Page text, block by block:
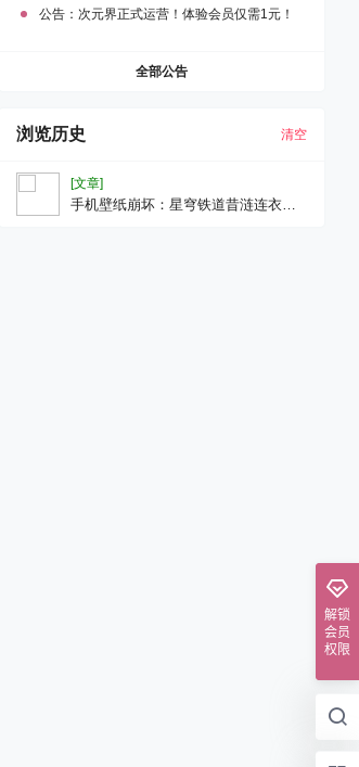
公告： 次元界正式运营！体验会员仅需1元！
全部公告
浏览历史 清空
[文章]
手机壁纸崩坏：星穹铁道昔涟连衣裙
解锁
会员
权限